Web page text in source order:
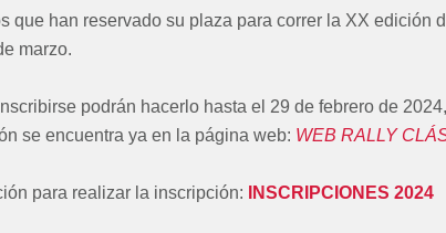
que han reservado su plaza para correr la XX edición
marzo.
podrán hacerlo hasta el 29 de febrero de
se encuentra ya en la página web: WEB RALLY
para realizar la inscripción: INSCRIPCIONES 2024